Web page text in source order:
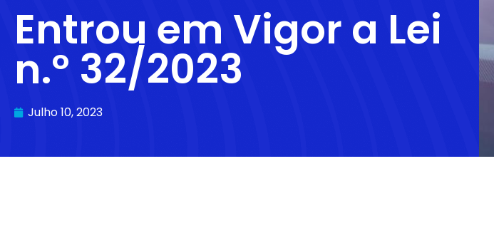
Entrou em Vigor a Lei
n.º 32/2023
Julho 10, 2023